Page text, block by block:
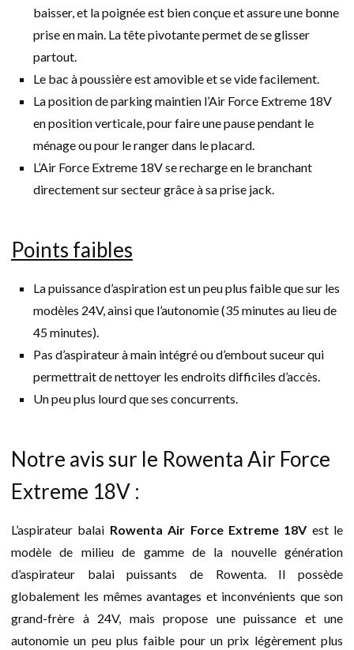
baisser, et la poignée est bien conçue et assure une bonne
prise en main. La tête pivotante permet de se glisser
partout.
Le bac à poussière est amovible et se vide facilement.
La position de parking maintien l’Air Force Extreme 18V
en position verticale, pour faire une pause pendant le
ménage ou pour le ranger dans le placard.
L’Air Force Extreme 18V se recharge en le branchant
directement sur secteur grâce à sa prise jack.
Points faibles
La puissance d’aspiration est un peu plus faible que sur les
modèles 24V, ainsi que l’autonomie (35 minutes au lieu de
45 minutes).
Pas d’aspirateur à main intégré ou d’embout suceur qui
permettrait de nettoyer les endroits difficiles d’accès.
Un peu plus lourd que ses concurrents.
Notre avis sur le Rowenta Air Force
Extreme 18V :
L’aspirateur balai Rowenta Air Force Extreme 18Vest le
modèle de milieu de gamme de la nouvelle génération
d’aspirateur balai puissants de Rowenta. Il possède
globalement les mêmes avantages et inconvénients que son
grand-frère à 24V, mais propose une puissance et une
autonomie un peu plus faible pour un prix légèrement plus